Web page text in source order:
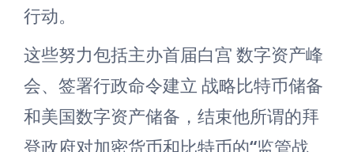
行动。
这些努力包括主办首届白宫 数字资产峰
会、签署行政命令建立 战略比特币储备
和美国数字资产储备，结束他所谓的拜
登政府对加密货币和比特币的“监管战